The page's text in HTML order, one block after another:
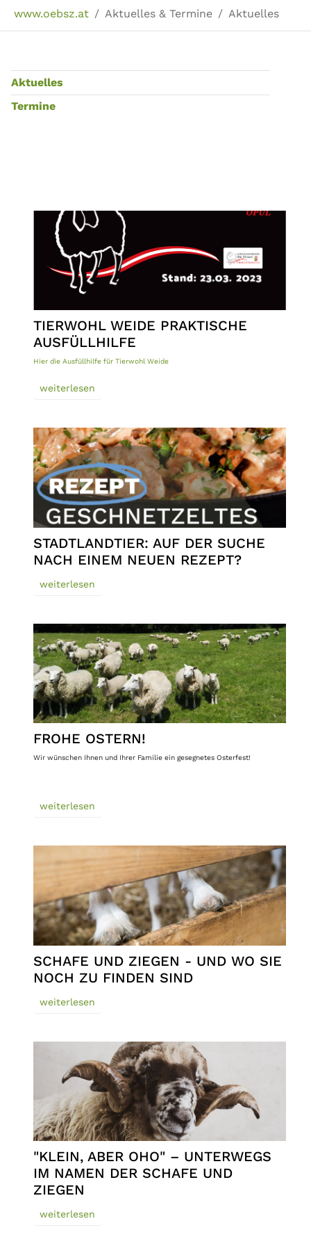
www.oebsz.at Aktuelles & Termine Aktuelles
Aktuelles
Termine
TIERWOHL WEIDE PRAKTISCHE
AUSFÜLLHILFE
Hier die Ausfüllhilfe für Tierwohl Weide
weiterlesen
STADTLANDTIER: AUF DER SUCHE
NACH EINEM NEUEN REZEPT?
weiterlesen
FROHE OSTERN!
Wir wünschen Ihnen und Ihrer Familie ein gesegnetes Osterfest!
weiterlesen
SCHAFE UND ZIEGEN - UND WO SIE
NOCH ZU FINDEN SIND
weiterlesen
"KLEIN, ABER OHO" – UNTERWEGS
IM NAMEN DER SCHAFE UND
ZIEGEN
weiterlesen